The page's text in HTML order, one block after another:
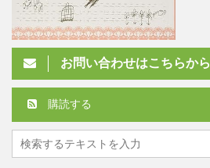
お問い合わせはこちらから
購読する